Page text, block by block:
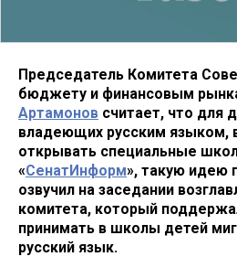
Председатель Комитета
бюджету и финансовым
Артамонов считает, что для
владеющих русским языком,
открывать специальные
«СенатИнформ», такую идею
озвучил на заседании
комитета, который
принимать в школы детей
русский язык.